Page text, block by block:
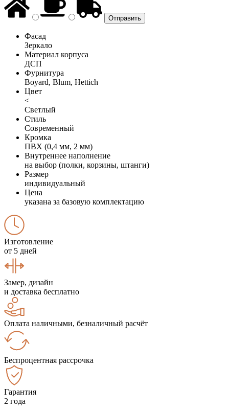
Фасад
Зеркало
Материал корпуса
ДСП
Фурнитура
Boyard, Blum, Hettich
Цвет
<
Светлый
Стиль
Современный
Кромка
ПВХ (0,4 мм, 2 мм)
Внутреннее наполнение
на выбор (полки, корзины, штанги)
Размер
индивидуальный
Цена
указана за базовую комплектацию
Изготовление
от 5 дней
Замер, дизайн
и доставка бесплатно
Оплата наличными, безналичный расчёт
Беспроцентная рассрочка
Гарантия
2 года